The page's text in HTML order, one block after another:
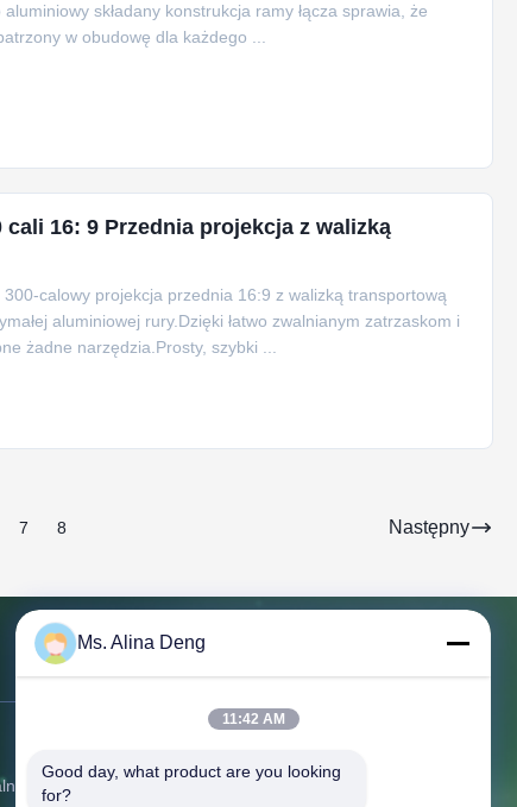
składany konstrukcja ramy łącza sprawia, że
w obudowę dla każdego ...
16: 9 Przednia projekcja z walizką
calowy projekcja przednia 16:9 z walizką transportową
aluminiowej rury.Dzięki łatwo zwalnianym zatrzaskom i
żadne narzędzia.Prosty, szybki ...
7 8 Następny
Skontaktuj się z nami
Innovation Center, Xixiang, Baoan,
Ms. Alina Deng
11:42 AM
Good day, what product are you looking
for?